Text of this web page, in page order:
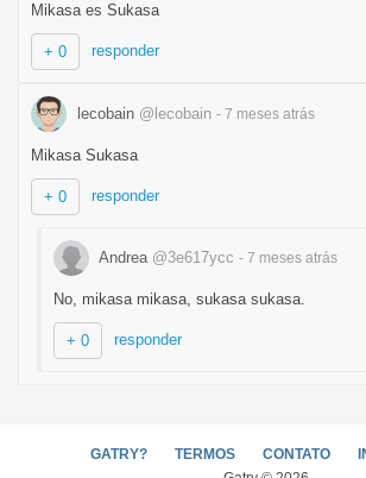
Mikasa es Sukasa
+ 0 responder
lecobain @lecobain - 7 meses atrás
Mikasa Sukasa
+ 0 responder
Andrea @3e617ycc - 7 meses atrás
No, mikasa mikasa, sukasa sukasa.
+ 0 responder
GATRY? TERMOS CONTATO